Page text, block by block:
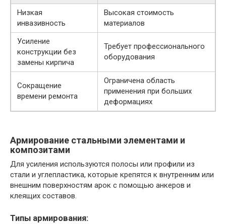
Низкая
инвазивность
Высокая стоимость
материалов
Усиление
конструкции без
замены кирпича
Требует профессионального
оборудования
Сокращение
времени ремонта
Ограничена область
применения при больших
деформациях
Армирование стальными элементами и
композитами
Для усиления используются полосы или профили из
стали и углепластика, которые крепятся к внутренним или
внешним поверхностям арок с помощью анкеров и
клеящих составов.
Типы армирования: